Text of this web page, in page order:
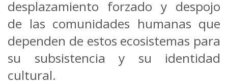
desplazamiento forzado y despojo
de las comunidades humanas que
dependen de estos ecosistemas para
su subsistencia y su identidad
cultural.